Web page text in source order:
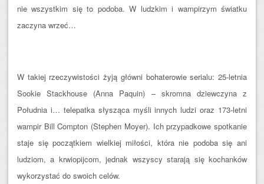
nie wszystkim się to podoba. W ludzkim i wampirzym światku
zaczyna wrzeć…
W takiej rzeczywistości żyją główni bohaterowie serialu: 25-letnia
Sookie Stackhouse (Anna Paquin) – skromna dziewczyna z
Południa i… telepatka słysząca myśli innych ludzi oraz 173-letni
wampir Bill Compton (Stephen Moyer). Ich przypadkowe spotkanie
staje się początkiem wielkiej miłości, która nie podoba się ani
ludziom, a krwiopijcom, jednak wszyscy starają się kochanków
wykorzystać do swoich celów.